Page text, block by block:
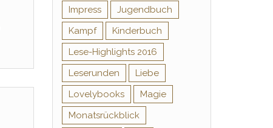
Impress
Jugendbuch
Kampf
Kinderbuch
Lese-Highlights 2016
Leserunden
Liebe
Lovelybooks
Magie
Monatsrückblick